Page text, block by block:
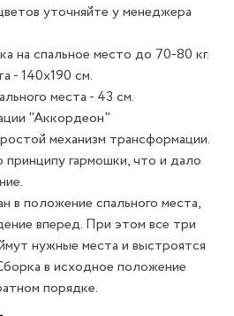
уточняйте у менеджера
на спальное место до 70-80 кг.
- 140х190 см.
места - 43 см.
"Аккордеон"
механизм трансформации.
гармошки, что и дало
в положение спального места,
вперед. При этом все три
нужные места и выстроятся
в исходное положение
порядке.